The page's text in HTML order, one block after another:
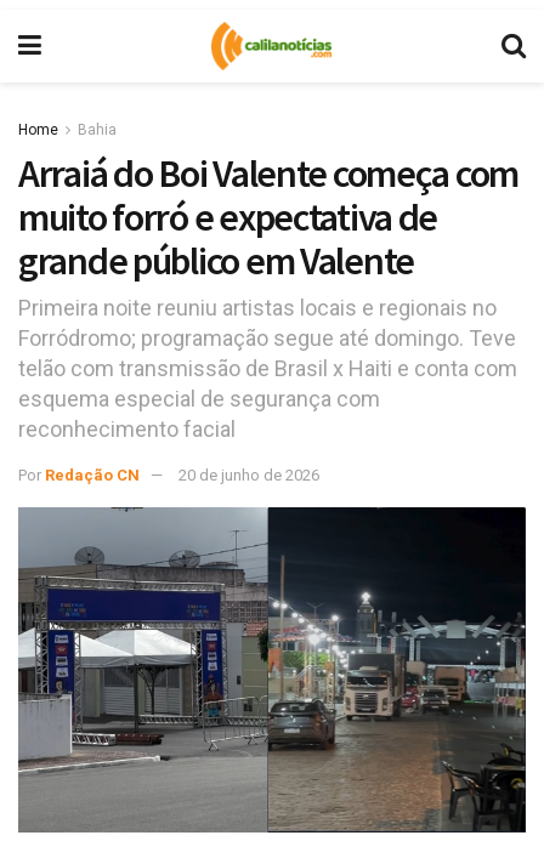
Home Bahia
Arraiá do Boi Valente começa com
muito forró e expectativa de
grande público em Valente
Primeira noite reuniu artistas locais e regionais no
Forródromo; programação segue até domingo. Teve
telão com transmissão de Brasil x Haiti e conta com
esquema especial de segurança com
reconhecimento facial
Por Redação CN 20 de junho de 2026